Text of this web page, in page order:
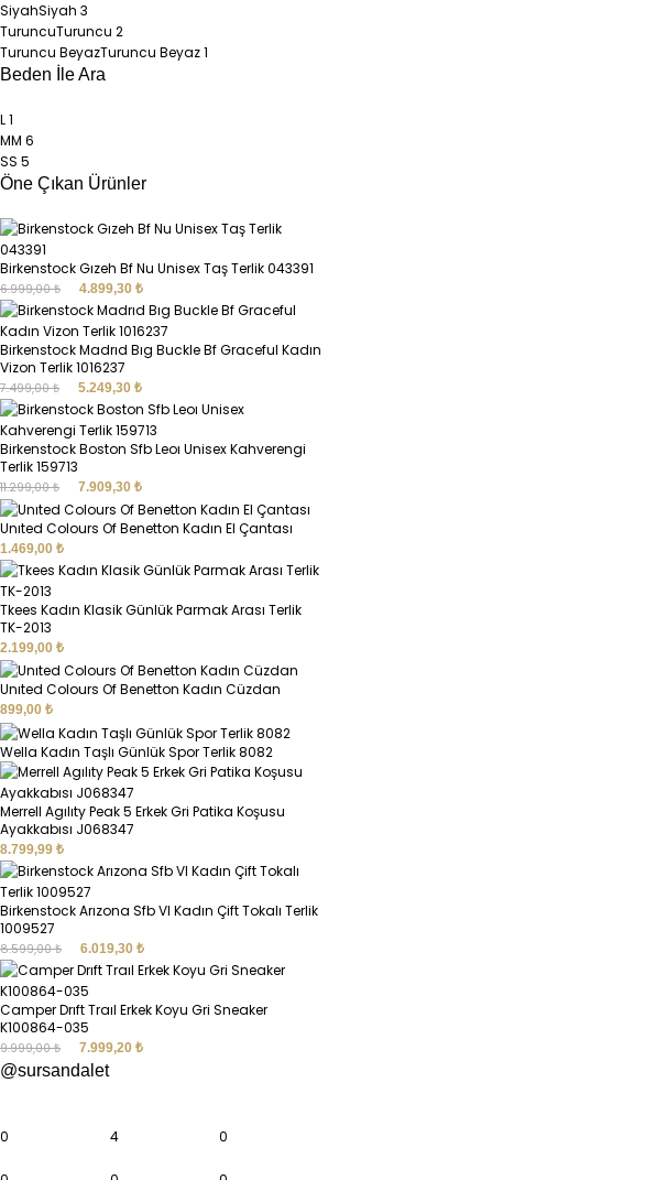
SiyahSiyah 3
TuruncuTuruncu 2
Turuncu BeyazTuruncu Beyaz1
Beden İle Ara
L1
MM 6
SS 5
Öne Çıkan Ürünler
Birkenstock Gızeh Bf Nu Unisex Taş Terlik 043391
6.999,00₺ 4.899,30 ₺
Birkenstock Madrıd Bıg Buckle Bf Graceful Kadın
Vizon Terlik 1016237
7.499,00₺ 5.249,30 ₺
Birkenstock Boston Sfb Leoı Unisex Kahverengi
Terlik 159713
11.299,00₺ 7.909,30 ₺
Unıted Colours Of Benetton Kadın El Çantası
1.469,00 ₺
Tkees Kadın Klasik Günlük Parmak Arası Terlik
TK-2013
2.199,00 ₺
Unıted Colours Of Benetton Kadın Cüzdan
899,00 ₺
Wella Kadın Taşlı Günlük Spor Terlik 8082
Merrell Agılıty Peak 5 Erkek Gri Patika Koşusu
Ayakkabısı J068347
8.799,99 ₺
Birkenstock Arızona Sfb Vl Kadın Çift Tokalı Terlik
1009527
8.599,00₺ 6.019,30 ₺
Camper Drıft Traıl Erkek Koyu Gri Sneaker
K100864-035
9.999,00₺ 7.999,20 ₺
@sursandalet
0 4 0